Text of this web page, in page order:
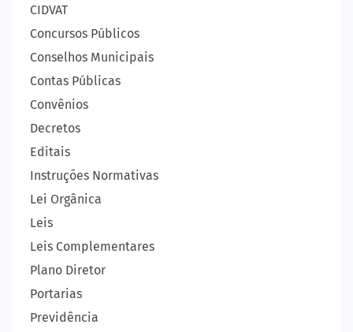
CIDVAT
Concursos Públicos
Conselhos Municipais
Contas Públicas
Convênios
Decretos
Editais
Instruções Normativas
Lei Orgânica
Leis
Leis Complementares
Plano Diretor
Portarias
Previdência